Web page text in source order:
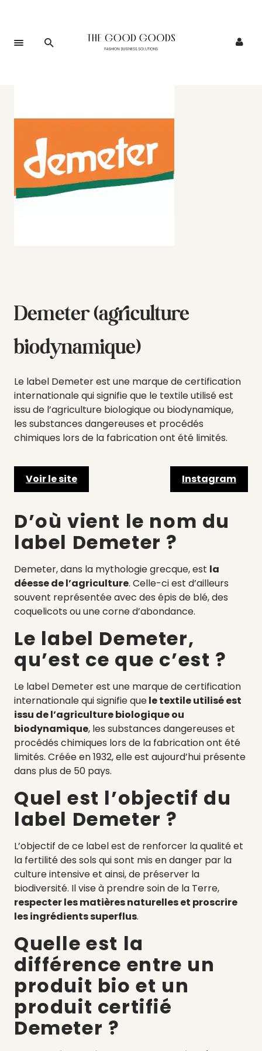
Demeter (agriculture
biodynamique)
Le label Demeter est une marque de certification
internationale qui signifie que le textile utilisé est
issu de l’agriculture biologique ou biodynamique,
les substances dangereuses et procédés
chimiques lors de la fabrication ont été limités.
Voir le site Instagram
D’où vient le nom du
label Demeter ?
Demeter, dans la mythologie grecque, est la
déesse de l’agriculture. Celle-ci est d’ailleurs
souvent représentée avec des épis de blé, des
coquelicots ou une corne d’abondance.
Le label Demeter,
qu’est ce que c’est ?
Le label Demeter est une marque de certification
internationale qui signifie quele textile utilisé est
issu de l’agriculture biologique ou
biodynamique, les substances dangereuses et
procédés chimiques lors de la fabrication ont été
limités. Créée en 1932, elle est aujourd’hui présente
dans plus de 50 pays.
Quel est l’objectif du
label Demeter ?
L’objectif de ce label est de renforcer la qualité et
la fertilité des sols qui sont mis en danger par la
culture intensive et ainsi, de préserver la
biodiversité. Il vise à prendre soin de la Terre,
respecter les matières naturelles et proscrire
les ingrédients superflus.
Quelle est la
différence entre un
produit bio et un
produit certifié
Demeter ?